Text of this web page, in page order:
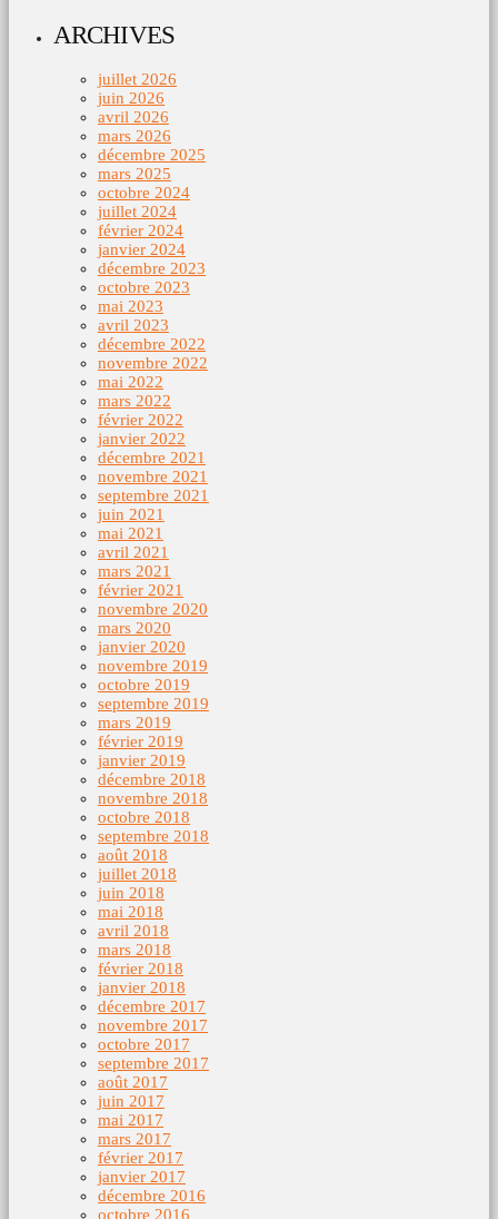
ARCHIVES
juillet 2026
juin 2026
avril 2026
mars 2026
décembre 2025
mars 2025
octobre 2024
juillet 2024
février 2024
janvier 2024
décembre 2023
octobre 2023
mai 2023
avril 2023
décembre 2022
novembre 2022
mai 2022
mars 2022
février 2022
janvier 2022
décembre 2021
novembre 2021
septembre 2021
juin 2021
mai 2021
avril 2021
mars 2021
février 2021
novembre 2020
mars 2020
janvier 2020
novembre 2019
octobre 2019
septembre 2019
mars 2019
février 2019
janvier 2019
décembre 2018
novembre 2018
octobre 2018
septembre 2018
août 2018
juillet 2018
juin 2018
mai 2018
avril 2018
mars 2018
février 2018
janvier 2018
décembre 2017
novembre 2017
octobre 2017
septembre 2017
août 2017
juin 2017
mai 2017
mars 2017
février 2017
janvier 2017
décembre 2016
octobre 2016